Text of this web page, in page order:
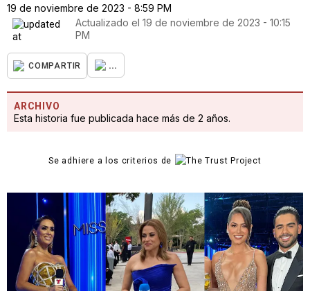
19 de noviembre de 2023 - 8:59 PM
Actualizado el19 de noviembre de 2023 - 10:15
PM
COMPARTIR ...
ARCHIVO
Esta historia fue publicada hace más de 2 años.
Se adhiere a los criterios de